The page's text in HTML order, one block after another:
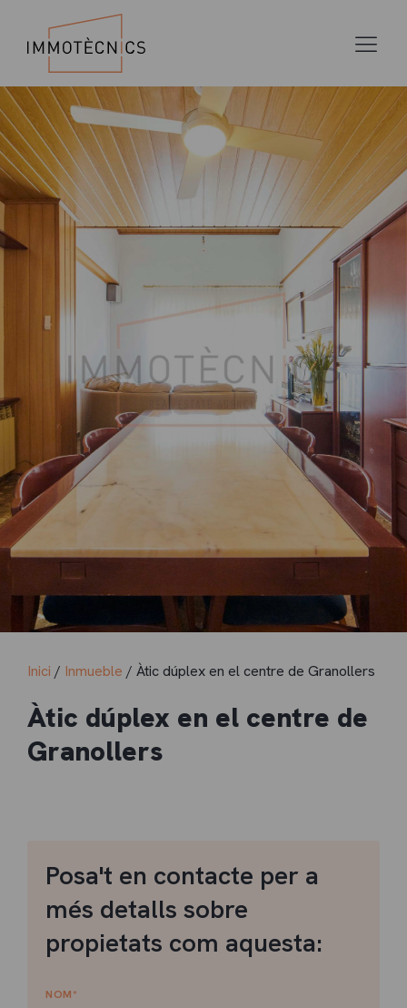
Inici / Inmueble / Àtic dúplex en el centre de Granollers
Àtic dúplex en el centre de
Granollers
Posa't en contacte per a
més detalls sobre
propietats com aquesta:
NOM*